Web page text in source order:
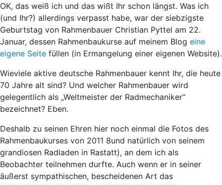
OK, das weiß ich und das wißt Ihr schon längst. Was ich
(und Ihr?) allerdings verpasst habe, war der siebzigste
Geburtstag von Rahmenbauer Christian Pyttel am 22.
Januar, dessen Rahmenbaukurse auf meinem Blog eine
eigene Seite füllen (in Ermangelung einer eigenen Website).
Wieviele aktive deutsche Rahmenbauer kennt Ihr, die heute
70 Jahre alt sind? Und welcher Rahmenbauer wird
gelegentlich als „Weltmeister der Radmechaniker“
bezeichnet? Eben.
Deshalb zu seinen Ehren hier noch einmal die Fotos des
Rahmenbaukurses von 2011 8und natürlich von seinem
grandiosen Radladen in Rastatt), an dem ich als
Beobachter teilnehmen durfte. Auch wenn er in seiner
äußerst sympathischen, bescheidenen Art das